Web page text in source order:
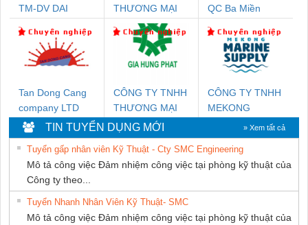
TM-DV DAI
THƯƠNG MẠI
THIÊN ÂN VIỆT
NAM
QC Ba Miền
Tan Dong Cang
company LTD
CÔNG TY TNHH
THƯƠNG MẠI
DỊCH VỤ KỸ
THUẬT ĐIỆN CƠ
GIA HƯNG
PHÁT
CÔNG TY TNHH
MEKONG
SUPPLY
TIN TUYỂN DỤNG MỚI » Xem tất cả
Tuyển gấp nhân viên Kỹ Thuật - Cty SMC Engineering
Mô tả công việc Đảm nhiệm công việc tại phòng kỹ thuật của
Công ty theo...
Tuyển Nhanh Nhân Viên Kỹ Thuật- SMC
Mô tả công việc Đảm nhiệm công việc tại phòng kỹ thuật của